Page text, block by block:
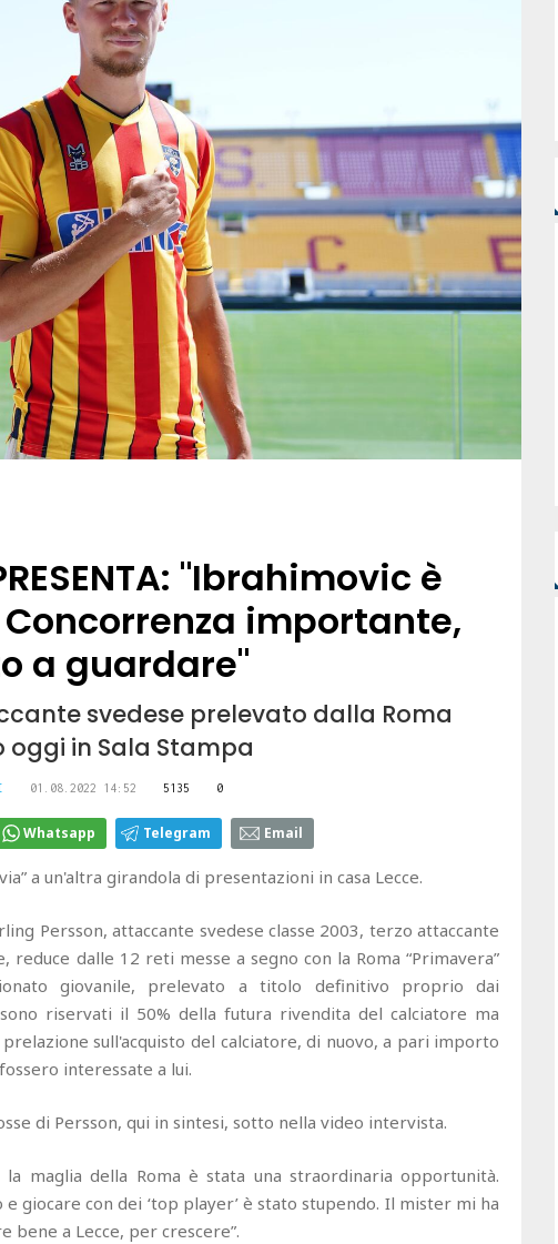
"Ibrahimovic è
importante,
a guardare"
svedese prelevato dalla Roma
oggi in Sala Stampa
01.08.2022 14:52 5135 0
Whatsapp Telegram Email
a un'altra girandola di presentazioni in casa Lecce.
Persson, attaccante svedese classe 2003, terzo attaccante
reduce dalle 12 reti messe a segno con la Roma “Primavera”
giovanile, prelevato a titolo definitivo proprio dai
riservati il 50% della futura rivendita del calciatore ma
sull'acquisto del calciatore, di nuovo, a pari importo
interessate a lui.
di Persson, qui in sintesi, sotto nella video intervista.
la maglia della Roma è stata una straordinaria opportunità.
giocare con dei ‘top player’ è stato stupendo. Il mister mi ha
bene a Lecce, per crescere”.